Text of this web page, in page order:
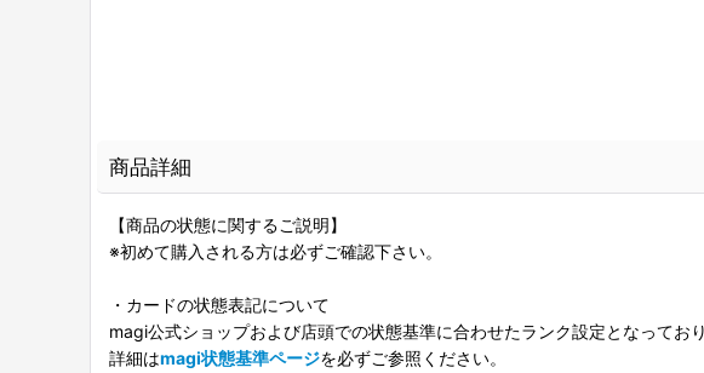
商品詳細
【商品の状態に関するご説明】
※初めて購入される方は必ずご確認下さい。
・カードの状態表記について
magi公式ショップおよび店頭での状態基準に合わせたランク設定となっており
詳細はmagi状態基準ページを必ずご参照ください。